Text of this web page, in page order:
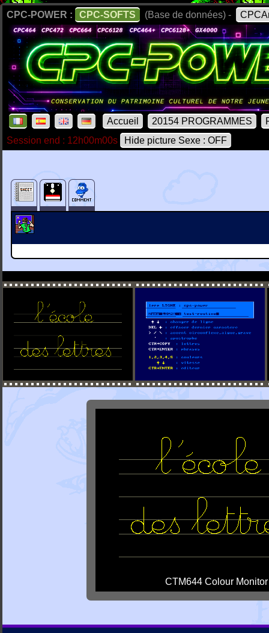
CPC-POWER : CPC-SOFTS (Base de données) -
Accueil 20154 PROGRAMMES
Session end : 12h00m00s
Hide picture Sexe : OFF
CTM644 Colour Monitor